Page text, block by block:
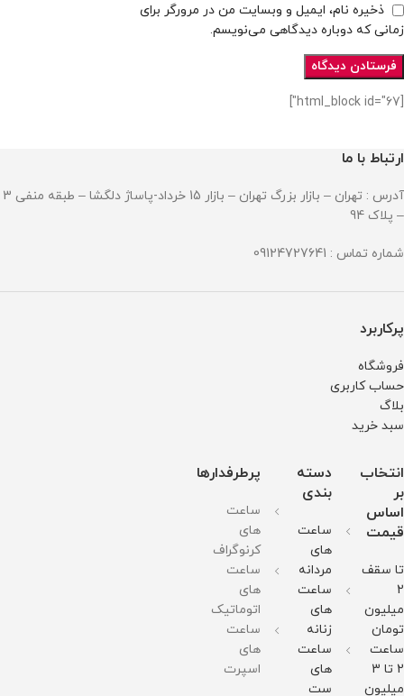
ذخیره نام، ایمیل و وبسایت من در مرورگر برای
زمانی که دوباره دیدگاهی می‌نویسم.
[html_block id="67"]
ارتباط با ما
آدرس : تهران – بازار بزرگ تهران – بازار 15 خرداد-پاساژ دلگشا – طبقه منفی 3
– پلاک 94
شماره تماس : 09124727641
پرکاربرد
فروشگاه
حساب کاربری
بلاگ
سبد خرید
انتخاب
بر
اساس
قیمت
تا سقف
2
میلیون
تومان
ساعت
2 تا 3
میلیون
دسته
بندی
ساعت
های
مردانه
ساعت
های
زنانه
ساعت
های
ست
پرطرفدارها
ساعت
های
کرنوگراف
ساعت
های
اتوماتیک
ساعت
های
اسپرت